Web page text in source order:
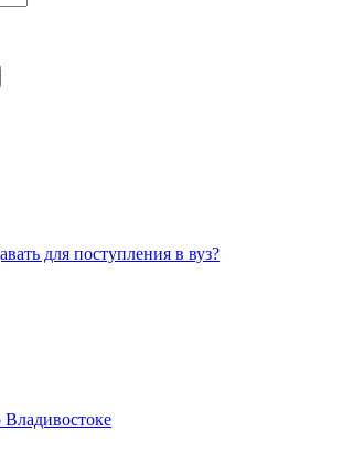
для поступления в вуз?